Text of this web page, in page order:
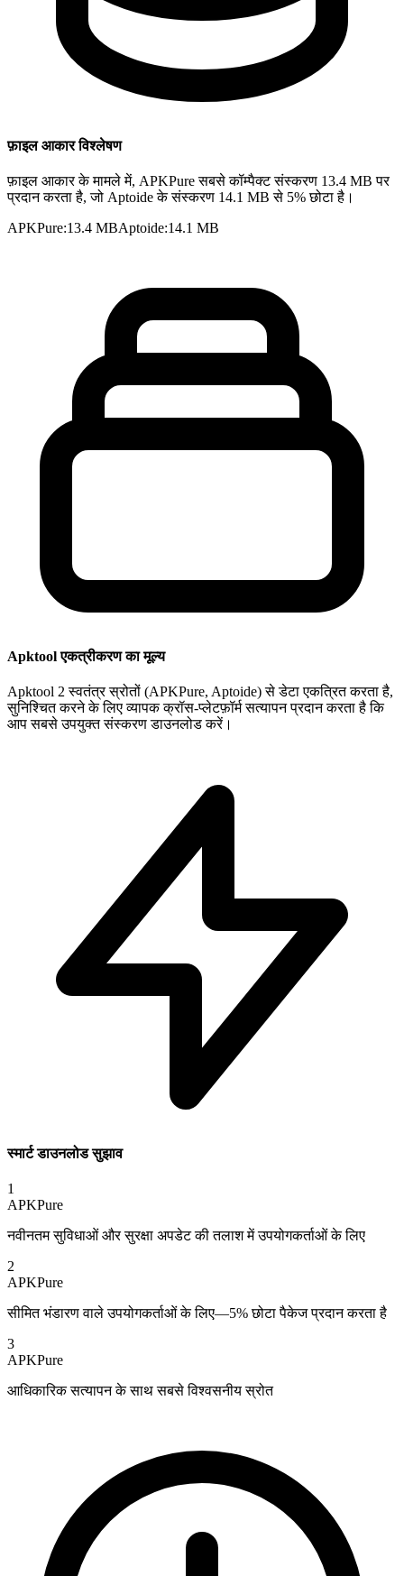
फ़ाइल आकार विश्लेषण
फ़ाइल आकार के मामले में, APKPure सबसे कॉम्पैक्ट संस्करण 13.4 MB पर
प्रदान करता है, जो Aptoide के संस्करण 14.1 MB से 5% छोटा है।
APKPure:13.4 MBAptoide:14.1 MB
Apktool एकत्रीकरण का मूल्य
Apktool 2 स्वतंत्र स्रोतों (APKPure, Aptoide) से डेटा एकत्रित करता है,
सुनिश्चित करने के लिए व्यापक क्रॉस-प्लेटफ़ॉर्म सत्यापन प्रदान करता है कि
आप सबसे उपयुक्त संस्करण डाउनलोड करें।
स्मार्ट डाउनलोड सुझाव
1
APKPure
नवीनतम सुविधाओं और सुरक्षा अपडेट की तलाश में उपयोगकर्ताओं के लिए
2
APKPure
सीमित भंडारण वाले उपयोगकर्ताओं के लिए—5% छोटा पैकेज प्रदान करता है
3
APKPure
आधिकारिक सत्यापन के साथ सबसे विश्वसनीय स्रोत